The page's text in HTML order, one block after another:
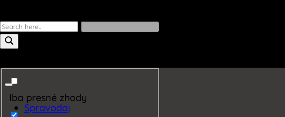
Iba presné zhody
Spravodaj